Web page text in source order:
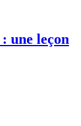
une leçon